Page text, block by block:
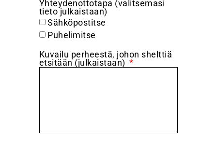
Yhteydenottotapa (valitsemasi
tieto julkaistaan)
Sähköpostitse
Puhelimitse
Kuvailu perheestä, johon shelttiä
etsitään (julkaistaan)